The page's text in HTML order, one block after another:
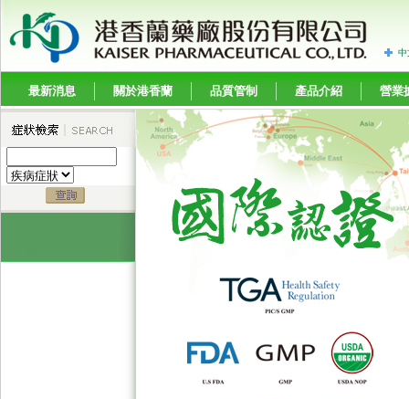
中
最新消息 關於港香蘭 品質管制 產品介紹 營業